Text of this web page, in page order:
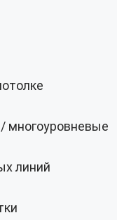
многоуровневые
линий